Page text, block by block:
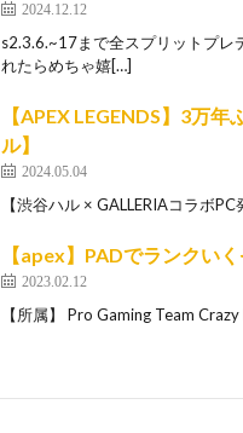
2024.12.12
s2.3.6.~17まで全スプリットプレ
れたらめちゃ嬉[…]
【APEX LEGENDS】3万
ル】
2024.05.04
【渋谷ハル × GALLERIAコラボ
【apex】PADでランクい
2023.02.12
【所属】 Pro Gaming Team